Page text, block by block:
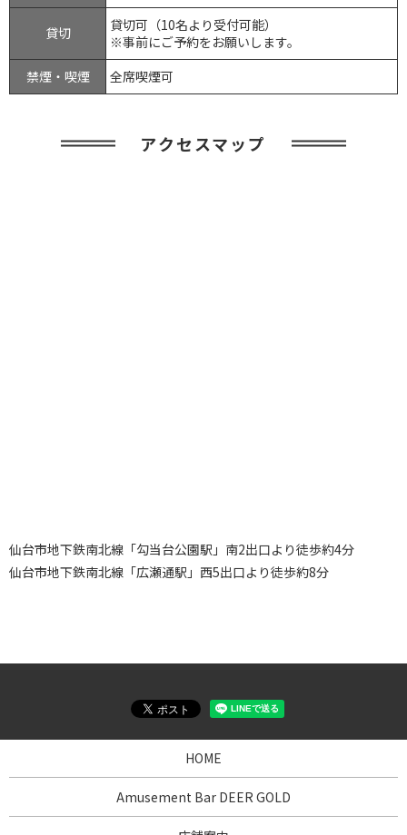
貸切
貸切可（10名より受付可能）
※事前にご予約をお願いします。
禁煙・喫煙
全席喫煙可
アクセスマップ
仙台市地下鉄南北線「勾当台公園駅」南2出口より徒歩約4分
仙台市地下鉄南北線「広瀬通駅」西5出口より徒歩約8分
HOME
Amusement Bar DEER GOLD